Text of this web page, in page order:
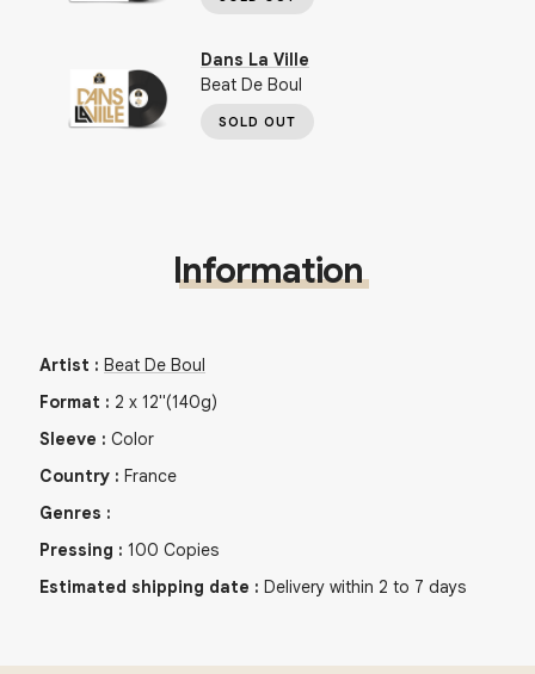
Dans La Ville
Beat De Boul
SOLD OUT
Information
Artist : Beat De Boul
Format : 2 x 12"(140g)
Sleeve : Color
Country : France
Genres :
Pressing : 100 Copies
Estimated shipping date : Delivery within 2 to 7 days